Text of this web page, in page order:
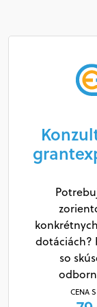
dotáciách?
so
CENA